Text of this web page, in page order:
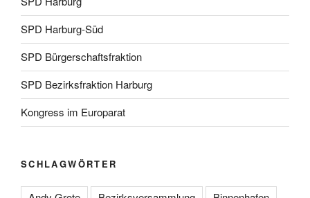
SPD Harburg-Süd
SPD Bürgerschaftsfraktion
SPD Bezirksfraktion Harburg
Kongress im Europarat
SCHLAGWÖRTER